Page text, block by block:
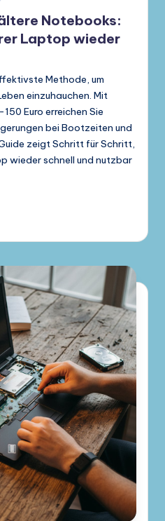
Notebooks:
Laptop wieder
Methode, um
einzuhauchen. Mit
Euro erreichen Sie
bei Bootzeiten und
zeigt Schritt für Schritt,
wieder schnell und nutzbar